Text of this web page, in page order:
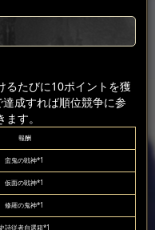
るたびに10ポイントを獲
成すれば順位競争に参
す。
報酬
蛮鬼の戦神*1
仮面の戦神*1
修羅の鬼神*1
史詩従者自選箱*1